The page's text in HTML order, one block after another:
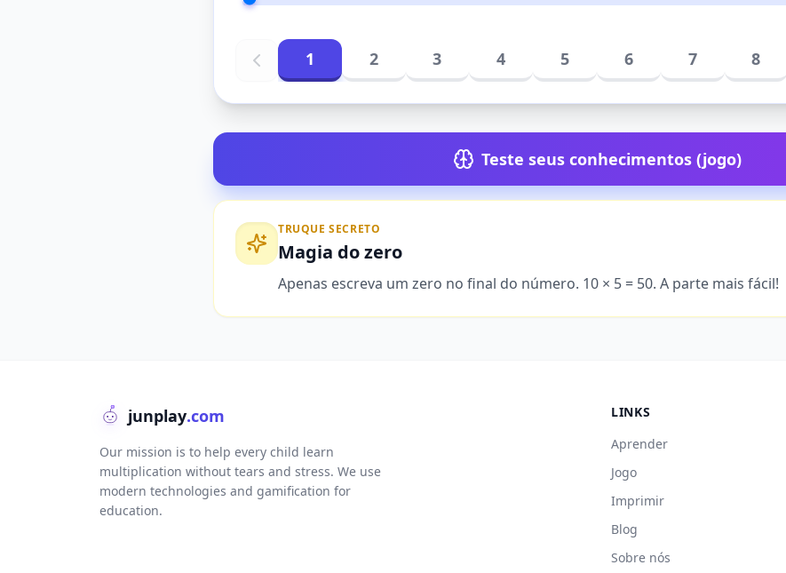
1 2 3 4 5 6 7 8
Teste seus conhecimentos (jogo)
TRUQUE SECRETO
Magia do zero
Apenas escreva um zero no final do número. 10 × 5 = 50. A parte mais fácil!
junplay.com
Our mission is to help every child learn
multiplication without tears and stress. We use
modern technologies and gamification for
education.
LINKS
Aprender
Jogo
Imprimir
Blog
Sobre nós